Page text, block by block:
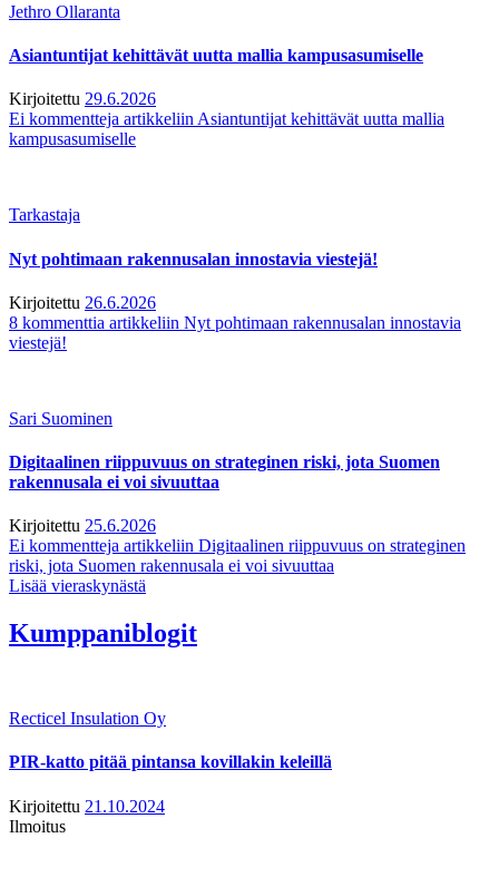
Jethro Ollaranta
Asiantuntijat kehittävät uutta mallia kampusasumiselle
Kirjoitettu 29.6.2026
Ei kommentteja artikkeliin Asiantuntijat kehittävät uutta mallia
kampusasumiselle
Tarkastaja
Nyt pohtimaan rakennusalan innostavia viestejä!
Kirjoitettu 26.6.2026
8 kommenttia artikkeliin Nyt pohtimaan rakennusalan innostavia
viestejä!
Sari Suominen
Digitaalinen riippuvuus on strateginen riski, jota Suomen
rakennusala ei voi sivuuttaa
Kirjoitettu 25.6.2026
Ei kommentteja artikkeliin Digitaalinen riippuvuus on strateginen
riski, jota Suomen rakennusala ei voi sivuuttaa
Lisää vieraskynästä
Kumppaniblogit
Recticel Insulation Oy
PIR-katto pitää pintansa kovillakin keleillä
Kirjoitettu 21.10.2024
Ilmoitus